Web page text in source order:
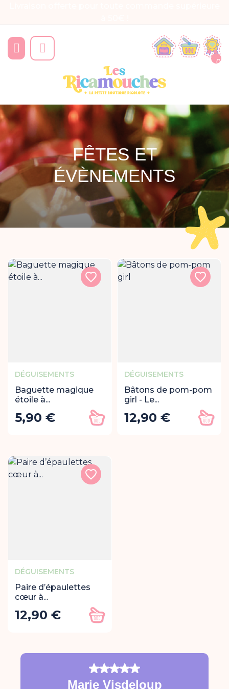
 
0
FÊTES ET
ÉVÈNEMENTS
DÉGUISEMENTS
Baguette magique
étoile à...
Prix
5,90 €
DÉGUISEMENTS
Bâtons de pom-pom
girl - Le...
Prix
12,90 €
DÉGUISEMENTS
Paire d’épaulettes
cœur à...
Prix
12,90 €
Note : 5
Marie Visdeloup